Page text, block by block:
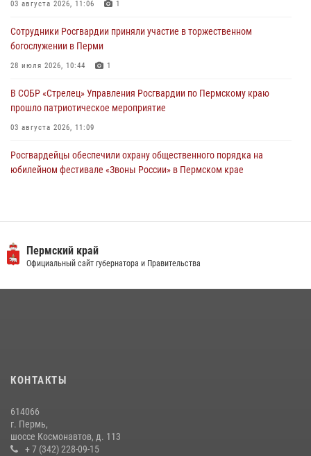
Росгвардейцы оказали силовую поддержку при задержании
28 июля 2026, 06:15
03 августа 2026, 11:06 1
Сотрудники Росгвардии приняли участие в торжественном
богослужении в Перми
28 июля 2026, 10:44 1
В СОБР «Стрелец» Управления Росгвардии по Пермскому краю
прошло патриотическое мероприятие
03 августа 2026, 11:09
Росгвардейцы обеспечили охрану общественного порядка на
юбилейном фестивале «Звоны России» в Пермском крае
ветеринарно-санитарной службы с годовщиной образования
13 июля 2026, 10:43
30 июля 2026, 05:19
17 июля 2026, 10:34
Пермский край
Официальный сайт губернатора и Правительства
КОНТАКТЫ
614066
г. Пермь,
шоссе Космонавтов, д. 113
+ 7 (342) 228-09-15